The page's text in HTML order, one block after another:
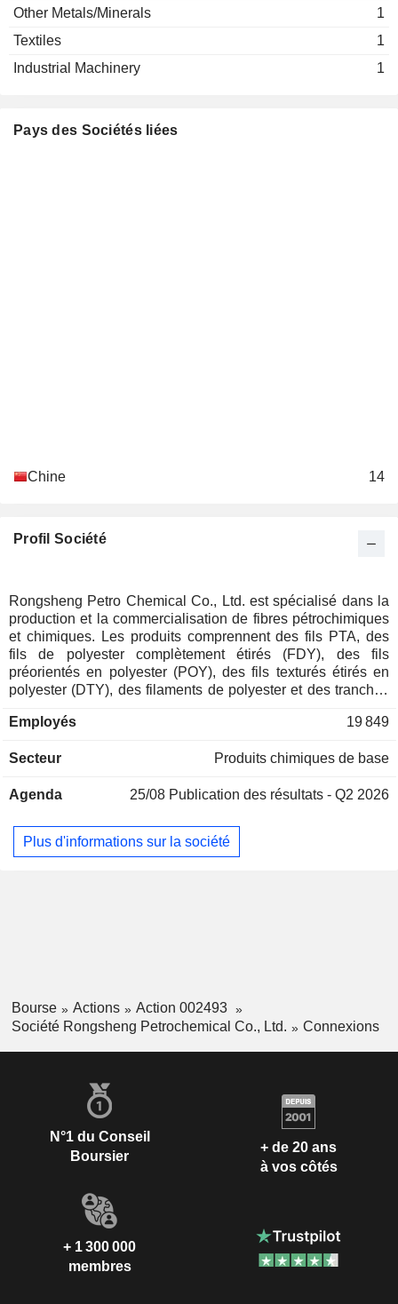
Other Metals/Minerals
1
Textiles
1
Industrial Machinery
1
Pays des Sociétés liées
Chine 14
Profil Société
Rongsheng Petro Chemical Co., Ltd. est spécialisé dans la
production et la commercialisation de fibres pétrochimiques
et chimiques. Les produits comprennent des fils PTA, des
fils de polyester complètement étirés (FDY), des fils
préorientés en polyester (POY), des fils texturés étirés en
polyester (DTY), des filaments de polyester et des tranches
en Chine.
Employés 19 849
Secteur Produits chimiques de base
Agenda 25/08 Publication des résultats - Q2 2026
Plus d'informations sur la société
Bourse Actions
Action 002493
Société Rongsheng Petrochemical Co., Ltd.
Connexions
N°1 du Conseil
Boursier
+ de 20 ans
à vos côtés
+ 1 300 000
membres